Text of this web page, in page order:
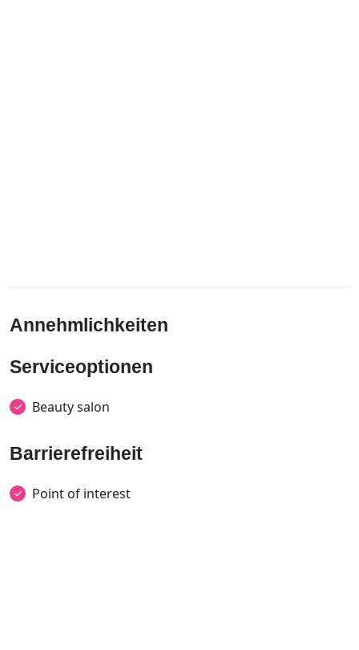
Annehmlichkeiten
Serviceoptionen
Beauty salon
Barrierefreiheit
Point of interest